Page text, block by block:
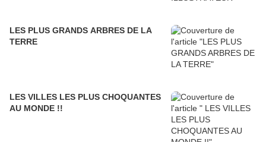
LES PLUS GRANDS ARBRES DE LA
TERRE
LES VILLES LES PLUS CHOQUANTES
AU MONDE !!